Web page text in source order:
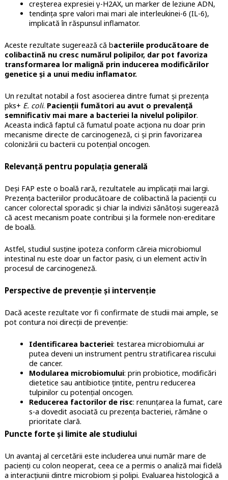
creșterea expresiei γ-H2AX, un marker de leziune ADN,
tendința spre valori mai mari ale interleukinei-6 (IL-6),
implicată în răspunsul inflamator.
Aceste rezultate sugerează că bacteriile producătoare de
colibactină nu cresc numărul polipilor, dar pot favoriza
transformarea lor malignă prin inducerea modificărilor
genetice și a unui mediu inflamator.
Un rezultat notabil a fost asocierea dintre fumat și prezența
pks+ E. coli. Pacienții fumători au avut o prevalență
semnificativ mai mare a bacteriei la nivelul polipilor.
Aceasta indică faptul că fumatul poate acționa nu doar prin
mecanisme directe de carcinogeneză, ci și prin favorizarea
colonizării cu bacterii cu potențial oncogen.
Relevanță pentru populația generală
Deși FAP este o boală rară, rezultatele au implicații mai largi.
Prezența bacteriilor producătoare de colibactină la pacienții cu
cancer colorectal sporadic și chiar la indivizi sănătoși sugerează
că acest mecanism poate contribui și la formele non-ereditare
de boală.
Astfel, studiul susține ipoteza conform căreia microbiomul
intestinal nu este doar un factor pasiv, ci un element activ în
procesul de carcinogeneză.
Perspective de prevenție și intervenție
Dacă aceste rezultate vor fi confirmate de studii mai ample, se
pot contura noi direcții de prevenție:
Identificarea bacteriei: testarea microbiomului ar
putea deveni un instrument pentru stratificarea riscului
de cancer.
Modularea microbiomului: prin probiotice, modificări
dietetice sau antibiotice țintite, pentru reducerea
tulpinilor cu potențial oncogen.
Reducerea factorilor de risc: renunțarea la fumat, care
s-a dovedit asociată cu prezența bacteriei, rămâne o
prioritate clară.
Puncte forte și limite ale studiului
Un avantaj al cercetării este includerea unui număr mare de
pacienți cu colon neoperat, ceea ce a permis o analiză mai fidelă
a interacțiunii dintre microbiom și polipi. Evaluarea histologică a